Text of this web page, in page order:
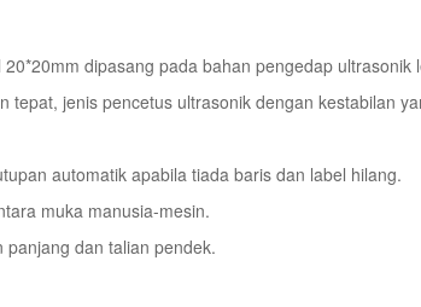
dipasang pada bahan pengedap
jenis pencetus ultrasonik dengan kestabilan
automatik apabila tiada baris dan label hilang.
muka manusia-mesin.
dan talian pendek.